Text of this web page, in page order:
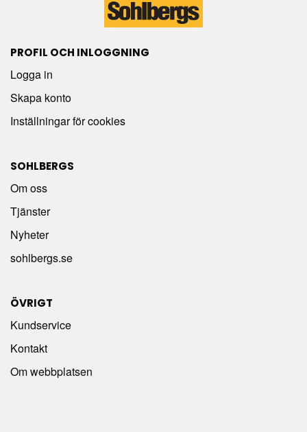
PROFIL OCH INLOGGNING
Logga in
Skapa konto
Inställningar för cookies
SOHLBERGS
Om oss
Tjänster
Nyheter
sohlbergs.se
ÖVRIGT
Kundservice
Kontakt
Om webbplatsen